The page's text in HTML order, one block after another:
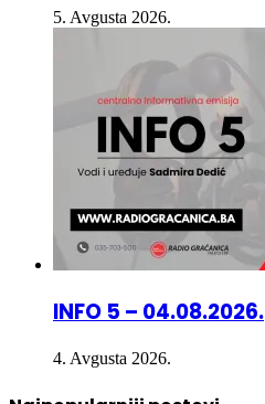
INFO 5 – 04.08.2026.
4. Avgusta 2026.
Najpopularniji postovi